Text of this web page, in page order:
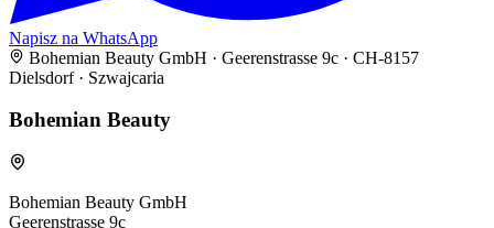
Napisz na WhatsApp
Bohemian Beauty GmbH · Geerenstrasse 9c · CH-8157
Dielsdorf · Szwajcaria
Bohemian Beauty
Bohemian Beauty GmbH
Geerenstrasse 9c